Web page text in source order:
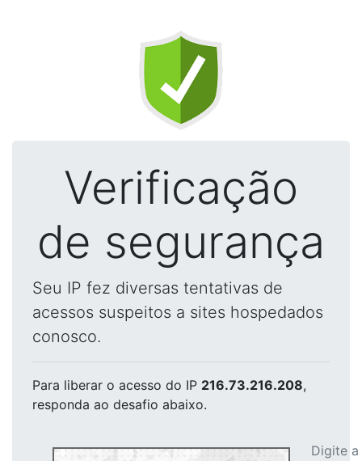
Verificação
de segurança
Seu IP fez diversas tentativas de
acessos suspeitos a sites hospedados
conosco.
Para liberar o acesso do IP 216.73.216.208,
responda ao desafio abaixo.
Digite